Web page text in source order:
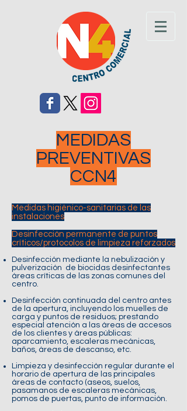
MEDIDAS
PREVENTIVAS
CCN4
Medidas higiénico-sanitarias de las
instalaciones
Desinfección permanente de puntos
críticos/protocolos de limpieza reforzados
Desinfección mediante la nebulización y
pulverización de biocidas desinfectantes
áreas críticas de las zonas comunes del
centro.
Desinfección continuada del centro antes
de la apertura, incluyendo los muelles de
carga y puntos de residuos; prestando
especial atención a las áreas de accesos
de los clientes y áreas públicas:
aparcamiento, escaleras mecánicas,
baños, áreas de descanso, etc.
Limpieza y desinfección regular durante el
horario de apertura de las principales
áreas de contacto (aseos, suelos,
pasamanos de escaleras mecánicas,
pomos de puertas, punto de información.